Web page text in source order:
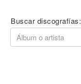
Buscar discografías: